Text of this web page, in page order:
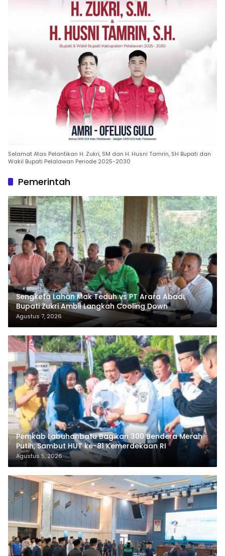
Selamat Atas Pelantikan H. Zukri, SM dan H. Husni Tamrin, SH Bupati dan
Wakil Bupati Pelalawan Periode 2025-2030
Pemerintah
Sengketa Lahan Mak Teduh vs PT Arara Abadi,
Bupati Zukri Ambil Langkah Cooling Down
Agustus 7, 2026
Pemkab Labuhanbatu Bagikan 300 Bendera Merah
Putih, Sambut HUT ke-81 Kemerdekaan RI
Agustus 5, 2026